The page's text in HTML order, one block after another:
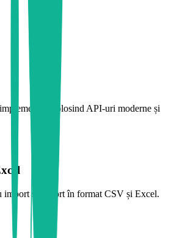
folosind API-uri moderne și
import și export în format CSV și Excel.